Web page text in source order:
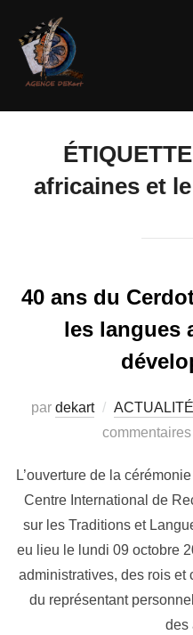
africaines et
40 ans du
les langues
par dekart
L’ouverture de la
Centre International de
sur les Traditions et
eu lieu le lundi 09 octobre
administratives, des rois et
du représentant
des